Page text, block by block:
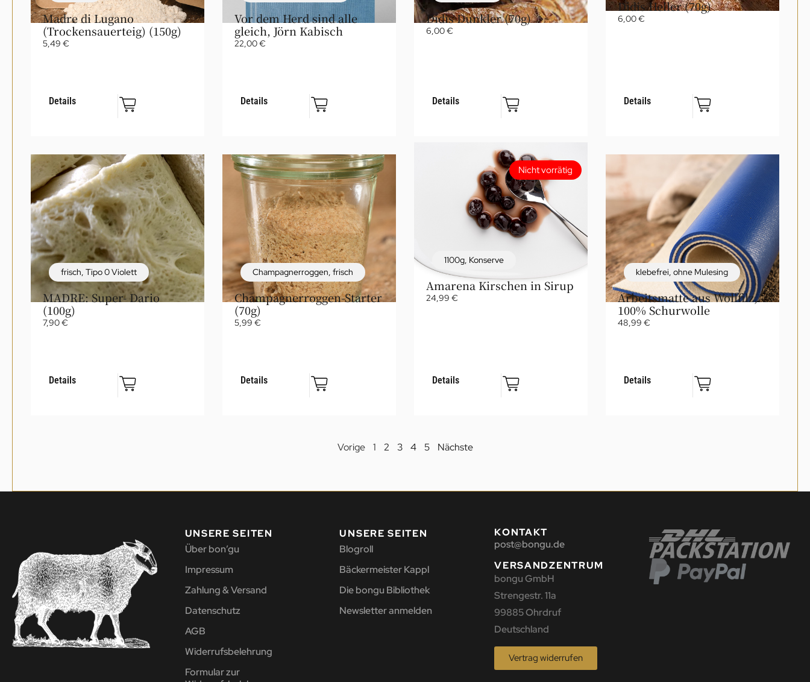
Madre di Lugano
(Trockensauerteig) (150g)
5,49 €
Details
Vor dem Herd sind alle
gleich, Jörn Kabisch
22,00€
Details
Didis Dunkler (70g)
6,00€
Details
Didis Heller (70g)
6,00€
Details
frisch, Tipo 0 Violett
MADRE: Super- Dario
(100g)
7,90€
Details
Champagnerroggen, frisch
Champagnerroggen-Starter
(70g)
5,99 €
Details
Nicht vorrätig
1100g, Konserve
Amarena Kirschen in Sirup
24,99 €
Details
klebefrei, ohne Mulesing
Arbeitsmatte aus Wollfilz,
100% Schurwolle
48,99 €
Details
Vorige 1 2 3 4 5 Nächste
UNSERE SEITEN
Über bon’gu
Impressum
Zahlung & Versand
Datenschutz
AGB
Widerrufsbelehrung
Formular zur
UNSERE SEITEN
Blogroll
Bäckermeister Kappl
Die bongu Bibliothek
Newsletter anmelden
KONTAKT
post@bongu.de
VERSANDZENTRUM
bongu GmbH
Strengestr. 11a
99885 Ohrdruf
Deutschland
Vertrag widerrufen